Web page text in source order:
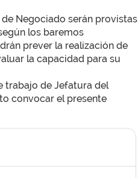
Negociado serán provistas
los baremos
prever la realización de
la capacidad para su
trabajo de Jefatura del
convocar el presente